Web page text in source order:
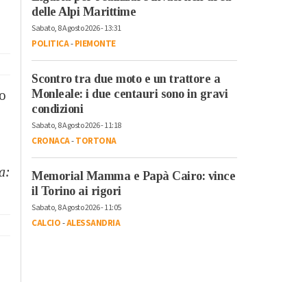
delle Alpi Marittime
Sabato, 8 Agosto 2026 - 13:31
POLITICA-PIEMONTE
Scontro tra due moto e un trattore a
Monleale: i due centauri sono in gravi
condizioni
Sabato, 8 Agosto 2026 - 11:18
CRONACA-TORTONA
Memorial Mamma e Papà Cairo: vince
il Torino ai rigori
Sabato, 8 Agosto 2026 - 11:05
CALCIO-ALESSANDRIA